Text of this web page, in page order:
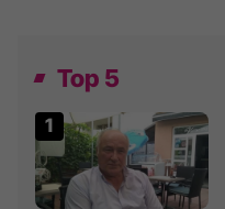
Top 5